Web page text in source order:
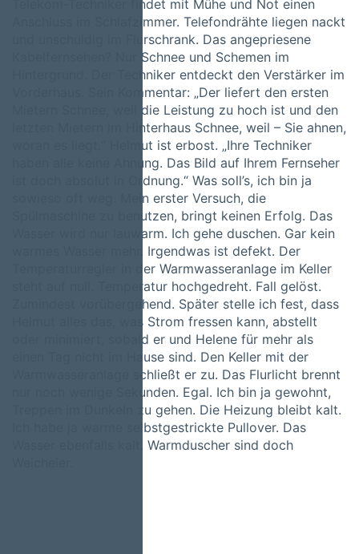
Telekom-Techniker findet mit Mühe und Not einen
Anschluss im Schlafzimmer. Telefondrähte liegen nackt
und unschuldig im Flurschrank. Das angepriesene
Kabelfernsehen? Nur Schnee und Schemen im
Hintergrund. Der Techniker entdeckt den Verstärker im
Vorderhaus. Sein Kommentar: „Der liefert den ersten
Mietern Schnee, weil die Leistung zu hoch ist und den
letzten Mietern im Hinterhaus Schnee, weil – Sie ahnen,
woran es liegt.“ Helmut ist erbost. „Ihre Techniker
haben alle keine Ahnung. Das Bild auf Ihrem Fernseher
ist doch absolut in Ordnung.“ Was soll’s, ich bin ja
sowieso oft weg. Mein erster Versuch, die
Spülmaschine zu benutzen, bringt keinen Erfolg. Das
Wasser wird nur lauwarm. Ich gehe duschen. Gar kein
warmes Wasser mehr. Irgendwas ist defekt. Der
Temperaturregler in der Warmwasseranlage im Keller
steht auf null. Temperatur hochgedreht. Fall gelöst.
Zumindest vorübergehend. Später stelle ich fest, dass
Helmut alles das, was Strom fressen kann, abstellt
oder minimiert, sobald er und Helene für mehr als
einen Tag nicht im Hause sind. Den Keller mit der
Warmwasseranlage schließt er zu. Das Flurlicht brennt
nur noch wenige Sekunden. Egal. Ich bin ja gewohnt,
Treppen im Dunkeln zu gehen. Die Heizung bleibt kalt.
Ich habe ja warme selbstgestrickte Pullover. Das
Wasser ebenfalls kalt. Warmduscher sind doch